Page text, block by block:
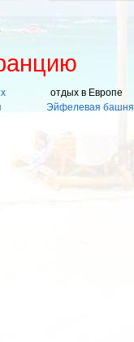
отдых в Европе
Эйфелевая башня